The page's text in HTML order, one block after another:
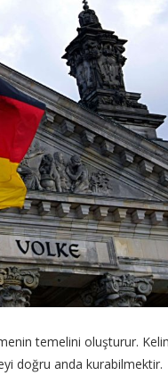
temelini oluşturur.
doğru anda kurabilmektir.